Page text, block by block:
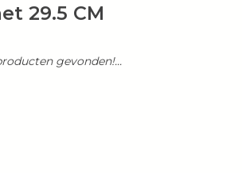
29.5 CM
gevonden!...